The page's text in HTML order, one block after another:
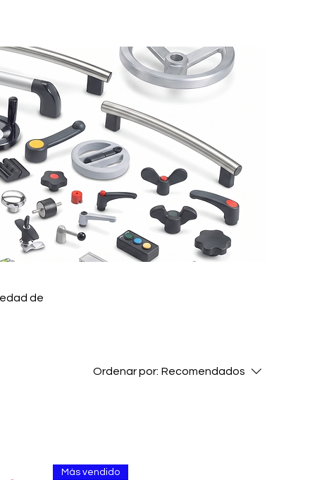
de
Ordenar por: Recomendados
Más vendido